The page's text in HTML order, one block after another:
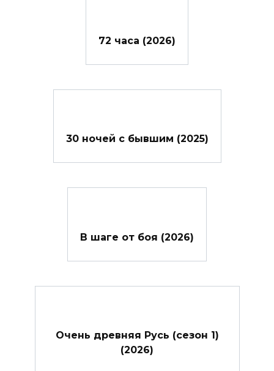
72 часа (2026)
30 ночей с бывшим (2025)
В шаге от боя (2026)
Очень древняя Русь (сезон 1)
(2026)